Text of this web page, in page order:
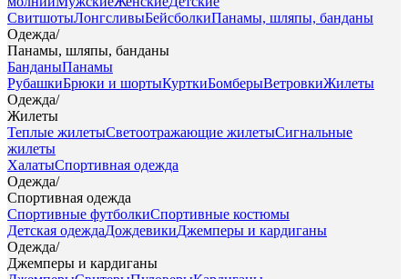
СвитшотыЛонгсливыБейсболкиПанамы, шляпы, банданы
Одежда/
Панамы, шляпы, банданы
БанданыПанамы
РубашкиБрюки и шортыКурткиБомберыВетровкиЖилеты
Одежда/
Жилеты
Теплые жилетыСветоотражающие жилетыСигнальные
жилеты
ХалатыСпортивная одежда
Одежда/
Спортивная одежда
Спортивные футболкиСпортивные костюмы
Детская одеждаДождевикиДжемперы и кардиганы
Одежда/
Джемперы и кардиганы